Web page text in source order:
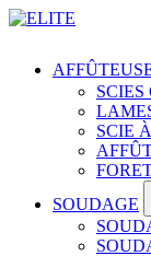
SCIE
SOUDAGE